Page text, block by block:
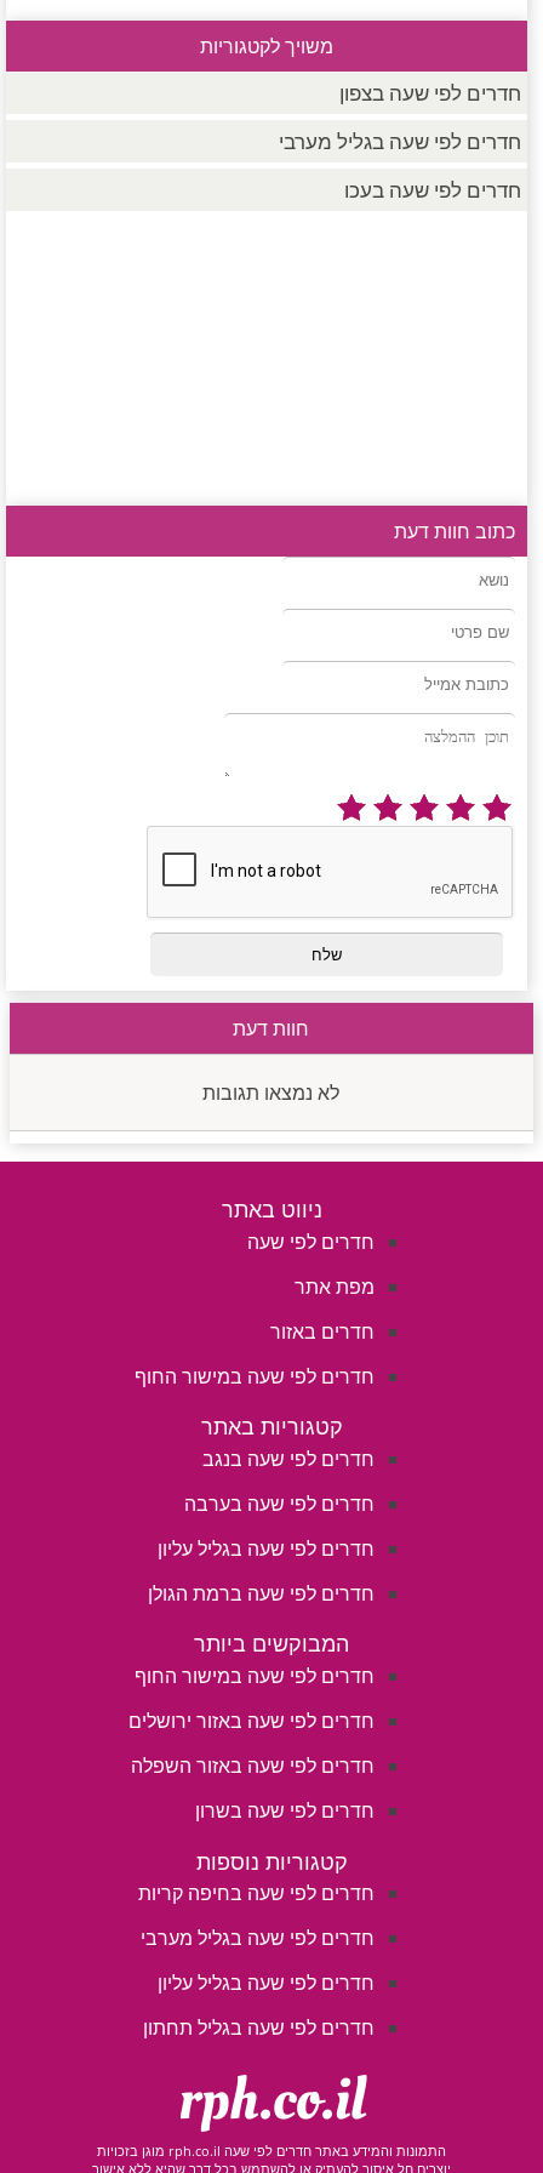
משויך לקטגוריות
חדרים לפי שעה בצפון
חדרים לפי שעה בגליל מערבי
חדרים לפי שעה בעכו
כתוב חוות דעת
חוות דעת
לא נמצאו תגובות
ניווט באתר
חדרים לפי שעה
מפת אתר
חדרים באזור
חדרים לפי שעה במישור החוף
קטגוריות באתר
חדרים לפי שעה בנגב
חדרים לפי שעה בערבה
חדרים לפי שעה בגליל עליון
חדרים לפי שעה ברמת הגולן
המבוקשים ביותר
חדרים לפי שעה במישור החוף
חדרים לפי שעה באזור ירושלים
חדרים לפי שעה באזור השפלה
חדרים לפי שעה בשרון
קטגוריות נוספות
חדרים לפי שעה בחיפה קריות
חדרים לפי שעה בגליל מערבי
חדרים לפי שעה בגליל עליון
חדרים לפי שעה בגליל תחתון
rph.co.il
התמונות והמידע באתר חדרים לפי שעה rph.co.il מוגן בזכויות
יוצרים חל איסור להעתיק או להשתמש בכל דרך שהיא ללא אישור